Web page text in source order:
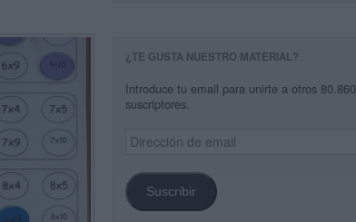
¿TE GUSTA NUESTRO MATERIAL?
Introduce tu email para unirte a otros 80.860
suscriptores.
Dirección
de
Suscribir